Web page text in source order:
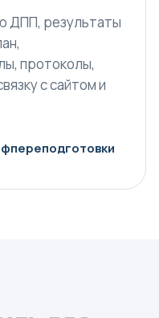
ДПП, результаты
протоколы,
с сайтом и